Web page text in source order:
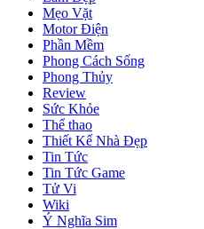
Mẹo Vặt
Motor Điện
Phần Mềm
Phong Cách Sống
Phong Thủy
Review
Sức Khỏe
Thể thao
Thiết Kế Nhà Đẹp
Tin Tức
Tin Tức Game
Tử Vi
Wiki
Ý Nghĩa Sim